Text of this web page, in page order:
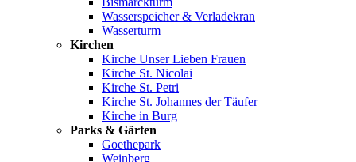
Wasserspeicher & Verladekran
Wasserturm
Kirchen
Kirche Unser Lieben Frauen
Kirche St. Nicolai
Kirche St. Petri
Kirche St. Johannes der Täufer
Kirche in Burg
Parks & Gärten
Goethepark
Weinberg